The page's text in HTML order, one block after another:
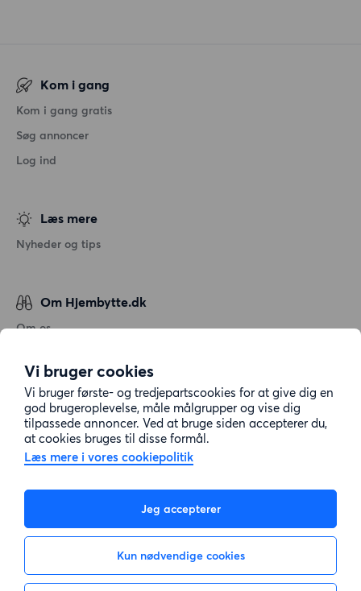
Vi bruger cookies
Vi bruger første- og tredjepartscookies for at give dig en
god brugeroplevelse, måle målgrupper og vise dig
tilpassede annoncer. Ved at bruge siden accepterer du,
at cookies bruges til disse formål.
Læs mere i vores cookiepolitik
Jeg accepterer
Kun nødvendige cookies
Kom i gang
Kom i gang gratis
Søg annoncer
Log ind
Læs mere
Nyheder og tips
Om Hjembytte.dk
Om os
Behandling af personoplysninger
Cookiepolitik
Sitemap
E-mail: